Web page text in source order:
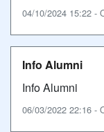
04/10/2024 15:22 -
Info Alumni
Info Alumni
06/03/2022 22:16 -